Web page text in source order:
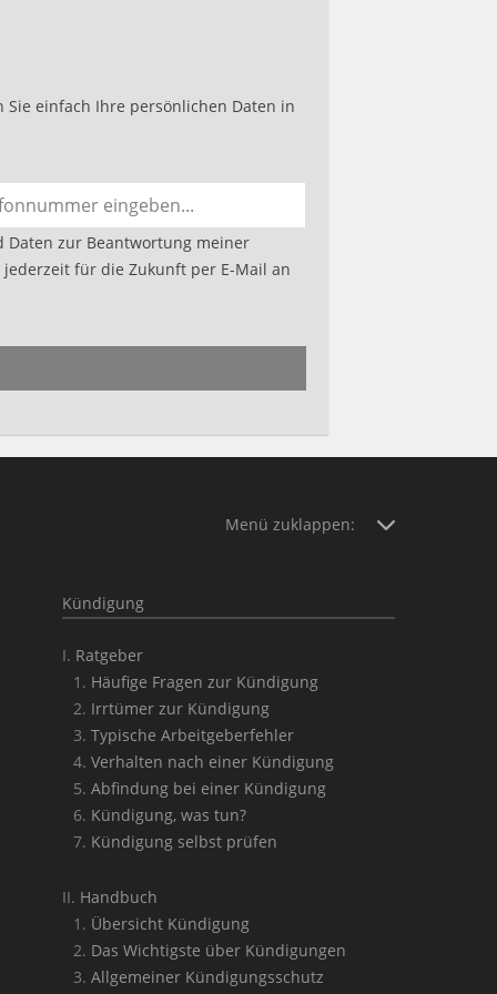
Sie einfach Ihre persönlichen Daten in
Daten zur Beantwortung meiner
für die Zukunft per E-Mail an
Menü zuklappen:
Kündigung
Ratgeber
Häufige Fragen zur Kündigung
Irrtümer zur Kündigung
Typische Arbeitgeberfehler
Verhalten nach einer Kündigung
Abfindung bei einer Kündigung
Kündigung, was tun?
Kündigung selbst prüfen
Handbuch
Übersicht Kündigung
Das Wichtigste über Kündigungen
Allgemeiner Kündigungsschutz